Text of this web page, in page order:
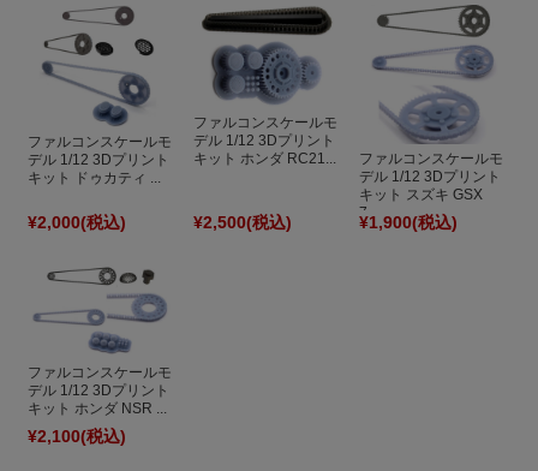
ファルコンスケールモ
デル 1/12 3Dプリント
キット ドゥカティ ...
¥2,000(税込)
ファルコンスケールモ
デル 1/12 3Dプリント
キット ホンダ RC21...
¥2,500(税込)
ファルコンスケールモ
デル 1/12 3Dプリント
キット スズキ GSX
7...
¥1,900(税込)
ファルコンスケールモ
デル 1/12 3Dプリント
キット ホンダ NSR ...
¥2,100(税込)